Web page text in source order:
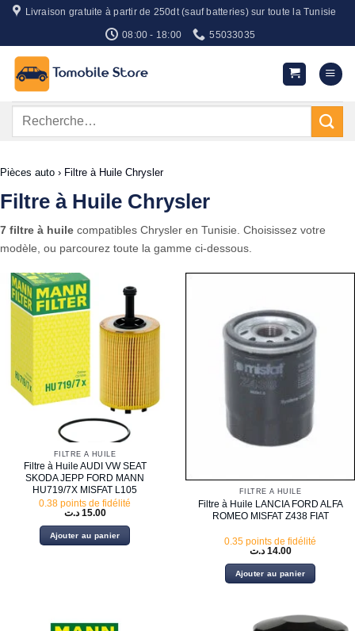
Passer
contenu
Livraison gratuite à partir de 250dt (sauf batteries) sur toute la Tunisie
08:00 - 18:00 55033035
Recherche
Pièces auto › Filtre à Huile Chrysler
Filtre à Huile Chrysler
7 filtre à huile compatibles Chrysler en Tunisie. Choisissez votre
modèle, ou parcourez toute la gamme ci-dessous.
FILTRE À HUILE
Filtre à Huile AUDI VW SEAT
SKODA JEPP FORD MANN
HU719/7X MISFAT L105
0.38 points de fidélité
15.00 د.ت
Ajouter au panier
FILTRE À HUILE
Filtre à Huile LANCIA FORD ALFA
ROMEO MISFAT Z438 FIAT
0.35 points de fidélité
14.00 د.ت
Ajouter au panier